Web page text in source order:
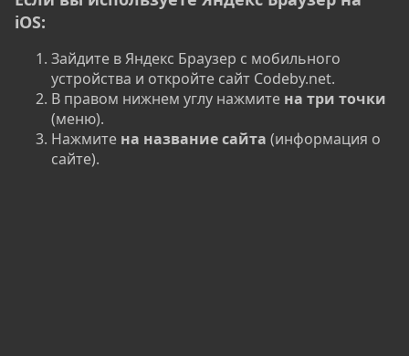
iOS:​
Зайдите в Яндекс Браузер с мобильного
устройства и откройте сайт Codeby.net.
В правом нижнем углу нажмите на три точки
(меню).
Нажмите на название сайта (информация о
сайте).